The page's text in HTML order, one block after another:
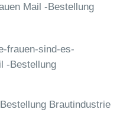
Mail -Bestellung
frauen-sind-es-
-Bestellung
Brautindustrie